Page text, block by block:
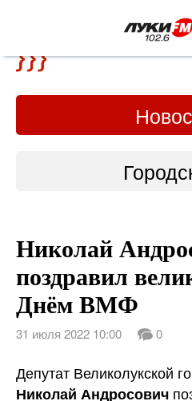
Слово
ВТРК
Николай
поздравил
Днём ВМФ
31 июля 2022 10:00 0
Депутат Великолукской
Николай Андросович